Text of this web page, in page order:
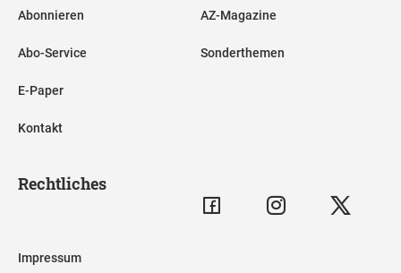
Abonnieren
Abo-Service
E-Paper
Kontakt
AZ-Magazine
Sonderthemen
Rechtliches
Impressum